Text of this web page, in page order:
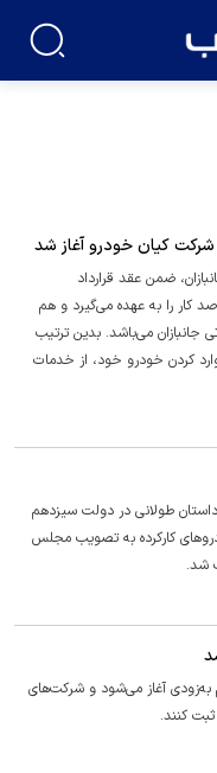
شرکت کیان خودرو آغاز شد
ضمن عقد قرارداد
صد کار را به عهده می‌گیرد و هم
جانبازان می‌باشد. بدین ترتیب
کردن خودرو خود، از خدمات
طولانی در دولت سیزدهم
برای واردات خودرو‌های کارکرده به تصویب مجلس
آغاز می‌شود و شرکت‌های
کنند.